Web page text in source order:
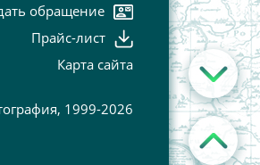
обращение
Прайс-лист
Карта сайта
1999-2026